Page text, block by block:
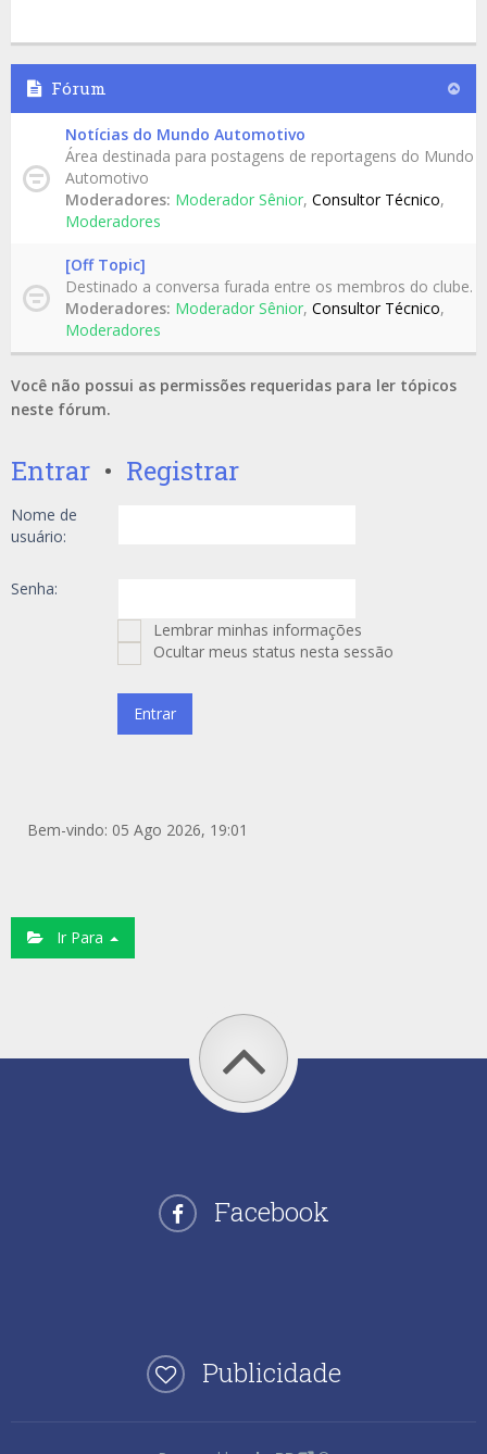
Fórum
Notícias do Mundo Automotivo
Área destinada para postagens de reportagens do Mundo
Automotivo
Moderadores: Moderador Sênior, Consultor Técnico,
Moderadores
[Off Topic]
Destinado a conversa furada entre os membros do clube.
Moderadores: Moderador Sênior, Consultor Técnico,
Moderadores
Você não possui as permissões requeridas para ler tópicos
neste fórum.
Entrar • Registrar
Nome de
usuário:
Senha:
Lembrar minhas informações
Ocultar meus status nesta sessão
Bem-vindo: 05 Ago 2026, 19:01
Ir Para
Facebook
Publicidade